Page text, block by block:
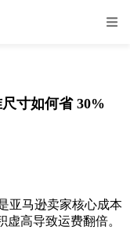
寸如何省 30%
马逊卖家核心成本
高导致运费翻倍。